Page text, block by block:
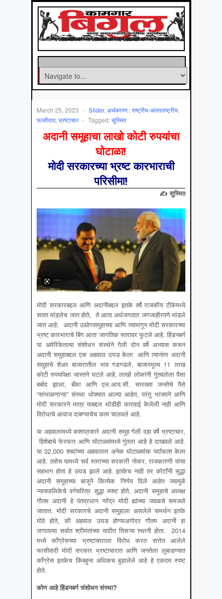
March 25, 2023 - Slider, अर्थकारण : राष्ट्रीय-आंतरराष्ट्रीय,
फासीवाद, भ्रष्टाचार - Tagged:सुस्मित
अदानी समूहाचा लाखो कोटी रुपयांचा
घोटाळा!
मोदी सरकारच्या भ्रष्ट कारभाराची
परिसीमा!
✍ सुस्मित
मोदी सरकारबद्दल आणि अदानीबद्दल इतके वर्षे राजकीय टीकेमध्ये
सतत मांडलेच जात होते, ते आता अर्थजगतात जगजाहीरपणे मांडले
जात आहे. अदानी उद्योगसमुहाच्या आणि त्यामागून मोदी सरकारच्या
भ्रष्ट कारभाराचे बिंग आता जागतिक स्तरावर फुटले आहे. हिंडनबर्ग
या अमेरिकेतल्या संशोधन संस्थेने गेली दोन वर्षे अभ्यास करून
अदानी समुहाबद्दल एक अहवाल उघड केला आणि त्यानंतर अदानी
समुहाचे शेअर बाजारातील भाव गडगडले, बाजारमूल्य 11 लाख
कोटी रुपयांपेक्षा जास्तने घटले आहे, लाखो लोकांनी गुंतवलेला पैसा
बर्बाद झाला, बॅंका आणि एल.आय.सी. सारख्या जनतेचे पैसे
“सांभाळणाऱ्या” संस्था धोक्यात आल्या आहेत, परंतु भाजपने आणि
मोदी सरकारने मात्र याबद्दल थोडीही कारवाई केलेली नाही आणि
विरोधाचे आवाज दाबण्याचेच काम चालवले आहे.
या अहवालामध्ये कशाप्रकारे अदानी समूह गेली दहा वर्षे भ्रष्टाचार,
हिशेबाचे फेरफार आणि घोटाळ्यांमध्ये गुंतला आहे हे दाखवले आहे.
या 32,000 शब्दांच्या अहवालात अनेक घोटाळ्यांचा पर्दाफाश केला
आहे. तसेच यामध्ये सर्व स्तराच्या सरकारी नोकर, राजकारणी यांचा
सहभाग होता हे उघड झाले आहे. इतकेच नाही तर कोर्टांनी सुद्धा
अदानी समूहाच्या बाजूने कित्येक निर्णय दिले आहेत ज्यामुळे
न्यायपालिकेचे वर्गचरित्र सुद्धा स्पष्ट होते. अदानी समूहाचे अध्यक्ष
गौतम अदानी हे पंतप्रधान नरेंद्र मोदी ह्यांच्या जवळचे समजले
जातात. मोदी सरकारचे अदानी समुहाला असलेले समर्थन इतके
मोठे होते, की अहवाल उघड होण्याअगोदर गौतम अदानी हा
जगातल्या सर्वात श्रीमंतांच्या यादीत तिसऱ्या स्थानी होता. 2014
मध्ये काँग्रेसच्या भ्रष्टाचाराला विरोध करत सत्तेत आलेले
फासीवादी मोदी सरकार भ्रष्टाचारात आणि जनतेला लुबाडण्यात
काँग्रेस इतकेच किंबहुना अधिकच बुडालेले आहे हे एकदम स्पष्ट
होते.
कोण आहे हिंडनबर्ग संशोधन संस्था?